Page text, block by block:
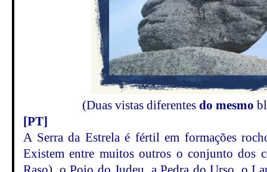
(Duas vistas diferentes do mesmo
[PT]
A Serra da Estrela é fértil em formações
Existem entre muitos outros o conjunto dos